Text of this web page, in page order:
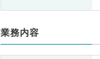
業務内容